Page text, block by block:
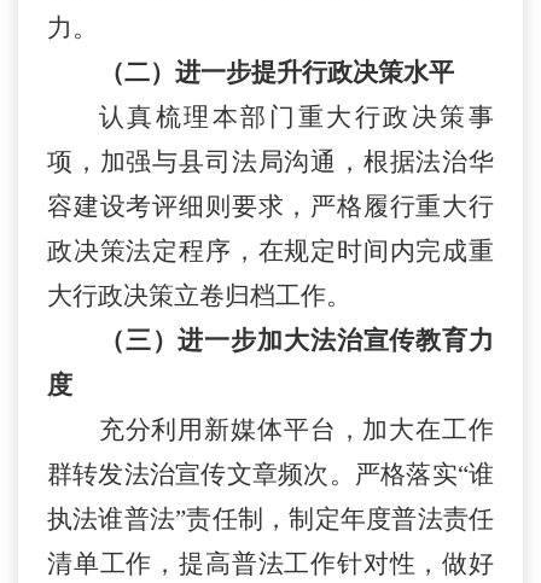
力。
（二）进一步提升行政决策水平
认真梳理本部门重大行政决策事
项，加强与县司法局沟通，根据法治华
容建设考评细则要求，严格履行重大行
政决策法定程序，在规定时间内完成重
大行政决策立卷归档工作。
（三）进一步加大法治宣传教育力
度
充分利用新媒体平台，加大在工作
群转发法治宣传文章频次。严格落实“谁
执法谁普法”责任制，制定年度普法责任
清单工作，提高普法工作针对性，做好